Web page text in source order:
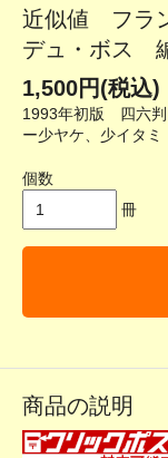
近似値 フラ
デュ・ボス
1,500円(税込)
1993年初版 四六
ー少ヤケ、少イタミ
個数
冊
商品の説明